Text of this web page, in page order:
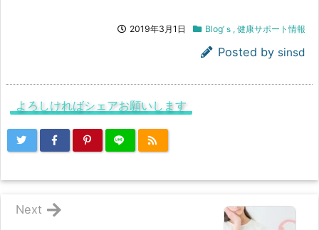
2019年3月1日 Blog’ｓ , 健康サポート情報
Posted by sinsd
よろしければシェアお願いします
Next